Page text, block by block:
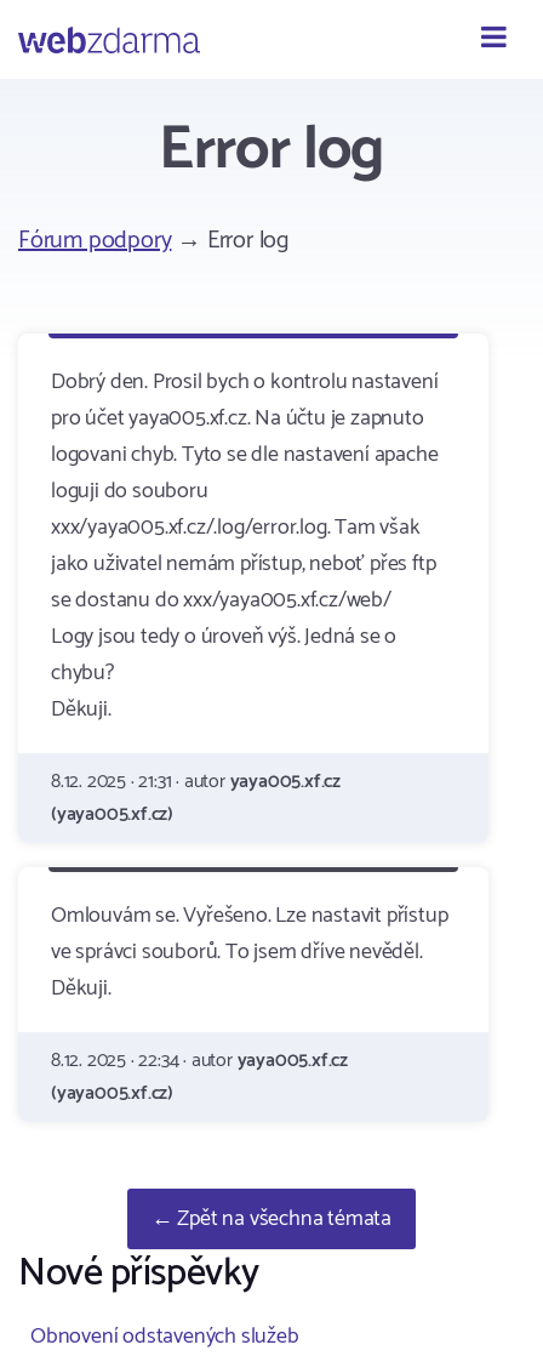
Webzdarma
Error log
Fórum podpory→ Error log
Dobrý den. Prosil bych o kontrolu nastavení
pro účet yaya005.xf.cz. Na účtu je zapnuto
logovani chyb. Tyto se dle nastavení apache
loguji do souboru
xxx/yaya005.xf.cz/.log/error.log. Tam však
jako uživatel nemám přístup, neboť přes ftp
se dostanu do xxx/yaya005.xf.cz/web/
Logy jsou tedy o úroveň výš. Jedná se o
chybu?
Děkuji.
8.12. 2025 · 21:31 · autoryaya005.xf.cz
(yaya005.xf.cz)
Omlouvám se. Vyřešeno. Lze nastavit přístup
ve správci souborů. To jsem dříve nevěděl.
Děkuji.
8.12. 2025 · 22:34 · autoryaya005.xf.cz
(yaya005.xf.cz)
← Zpět na všechna témata
Nové příspěvky
Obnovení odstavených služeb